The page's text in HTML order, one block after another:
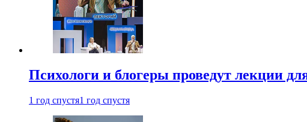
Психологи и блогеры проведут лекции
1 год спустя1 год спустя